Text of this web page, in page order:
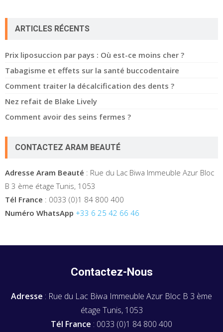
ARTICLES RÉCENTS
Prix liposuccion par pays : Où est-ce moins cher ?
Tabagisme et effets sur la santé buccodentaire
Comment traiter la décalcification des dents ?
Nez refait de Blake Lively
Comment avoir des seins fermes ?
CONTACTEZ ARAM BEAUTÉ
Adresse Aram Beauté : Rue du Lac Biwa Immeuble Azur Bloc
B 3 ème étage Tunis, 1053
Tél France : 0033 (0)1 84 800 400
Numéro WhatsApp +33 6 25 42 66 46
Contactez-Nous
Adresse : Rue du Lac Biwa Immeuble Azur Bloc B 3 ème
étage Tunis, 1053
Tél France : 0033 (0)1 84 800 400